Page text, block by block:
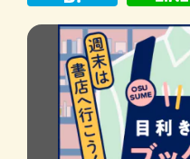
育ててくれ